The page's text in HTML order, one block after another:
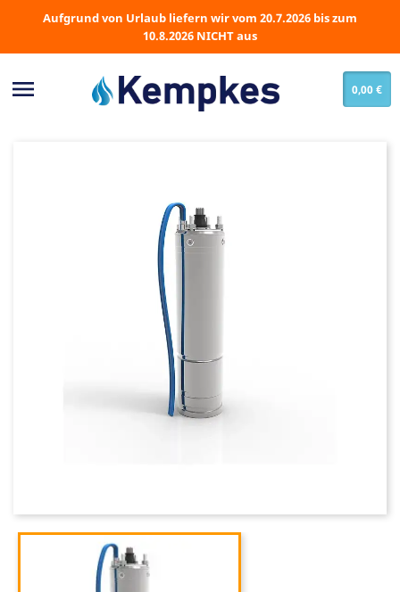
Aufgrund von Urlaub liefern wir vom 20.7.2026 bis zum
10.8.2026 NICHT aus
 0,00 €